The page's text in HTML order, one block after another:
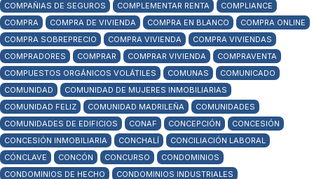
COMPAÑIAS DE SEGUROS
COMPLEMENTAR RENTA
COMPLIANCE
COMPRA
COMPRA DE VIVIENDA COMPRA EN BLANCO
COMPRA ONLINE
COMPRA SOBREPRECIO
COMPRA VIVIENDA
COMPRA VIVIENDAS
COMPRADORES
COMPRAR COMPRAR VIVIENDA
COMPRAVENTA
COMPUESTOS ORGÁNICOS VOLÁTILES
COMUNAS
COMUNICADO
COMUNIDAD
COMUNIDAD DE MUJERES INMOBILIARIAS
COMUNIDAD FELIZ
COMUNIDAD MADRILEÑA
COMUNIDADES
COMUNIDADES DE EDIFICIOS
CONAF CONCEPCIÓN
CONCESIÓN
CONCESIÓN INMOBILIARIA
CONCHALÍ
CONCILIACIÓN LABORAL
CÓNCLAVE
CONCÓN CONCURSO
CONDOMINIOS
CONDOMINIOS DE HECHO
CONDOMINIOS INDUSTRIALES